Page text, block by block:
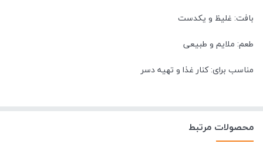
بافت: غلیظ و یکدست
طعم: ملایم و طبیعی
مناسب برای: کنار غذا و تهیه دسر
محصولات مرتبط